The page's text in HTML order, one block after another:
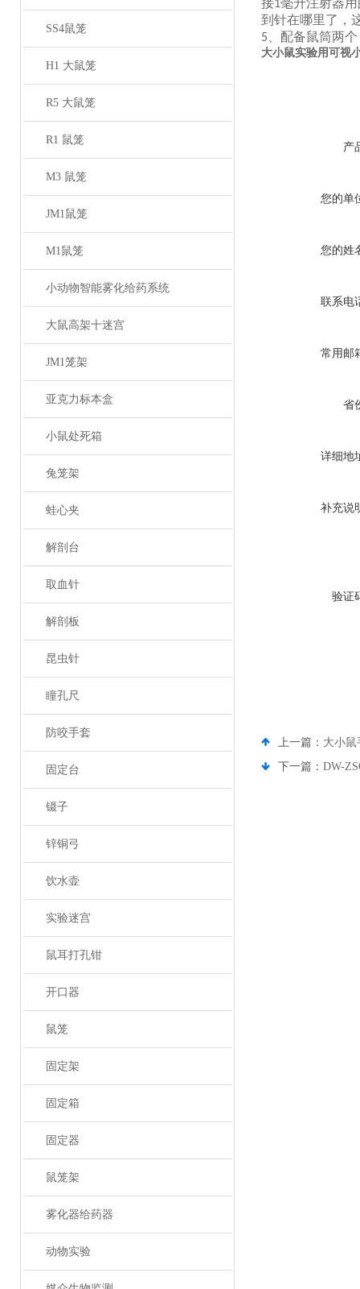
SS4鼠笼
H1 大鼠笼
R5 大鼠笼
R1 鼠笼
M3 鼠笼
JM1鼠笼
M1鼠笼
小动物智能雾化给药系统
大鼠高架十迷宫
JM1笼架
亚克力标本盒
小鼠处死箱
兔笼架
蛙心夹
解剖台
取血针
解剖板
昆虫针
瞳孔尺
防咬手套
固定台
镊子
锌铜弓
饮水壶
实验迷宫
鼠耳打孔钳
开口器
鼠笼
固定架
固定箱
固定器
鼠笼架
雾化器给药器
动物实验
接1毫升注射器
到针在哪里了，
5 配备鼠筒两
大小鼠实验用可视
产
您的单
您的姓
联系电
常用邮
省
详细地
补充说
验证
上一篇： 大小鼠
下一篇： DW-